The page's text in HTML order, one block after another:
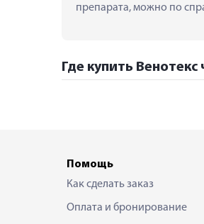
препарата, можно по
Где купить
Помощь
Как сделать заказ
Оплата и бронирование